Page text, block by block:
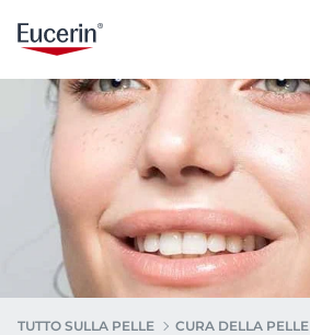
TUTTO SULLA PELLE CURA DELLA PELLE